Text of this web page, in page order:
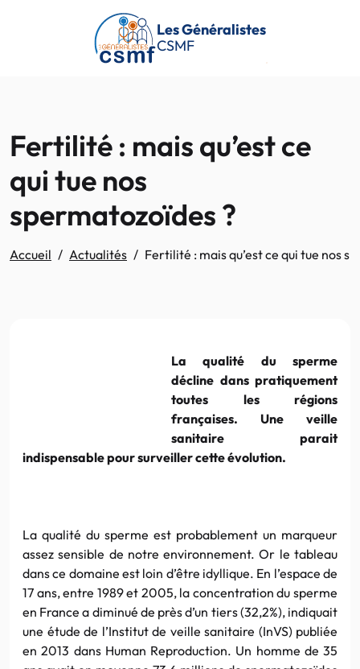
Passer au contenu principal
Les Généralistes
CSMF
Fertilité : mais qu’est ce
qui tue nos
spermatozoïdes ?
Accueil Actualités Fertilité : mais qu’est ce qui tue nos
La qualité du sperme
décline dans pratiquement
toutes les régions
françaises. Une veille
sanitaire parait
indispensable pour surveiller cette évolution.
La qualité du sperme est probablement un marqueur
assez sensible de notre environnement. Or le tableau
dans ce domaine est loin d’être idyllique. En l’espace de
17 ans, entre 1989 et 2005, la concentration du sperme
en France a diminué de près d’un tiers (32,2%), indiquait
une étude de l’Institut de veille sanitaire (InVS) publiée
en 2013 dans Human Reproduction. Un homme de 35